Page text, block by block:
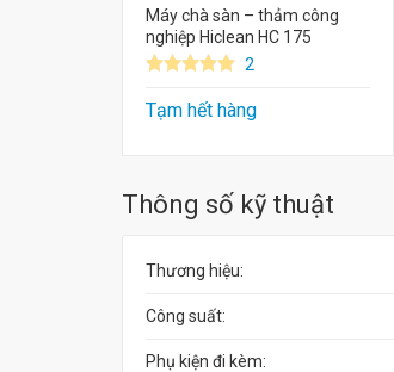
Máy chà sàn – thảm công
nghiệp Hiclean HC 175
2
Tạm hết hàng
Thông số kỹ thuật
Thương hiệu:
Công suất:
Phụ kiện đi kèm: